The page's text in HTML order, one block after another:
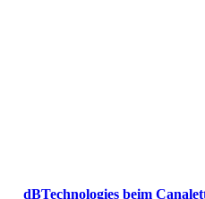
dBTechnologies beim